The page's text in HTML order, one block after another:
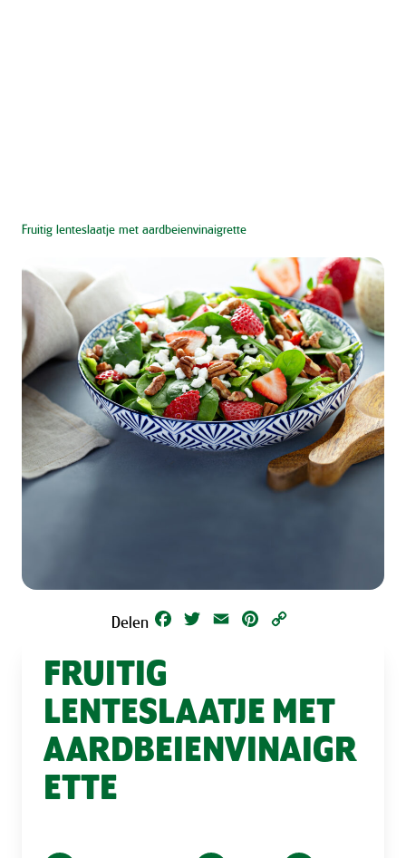
Fruitig lenteslaatje met aardbeienvinaigrette
Delen Facebook
Twitter Email Pinterest
FRUITIG
LENTESLAATJE MET
AARDBEIENVINAIGR
ETTE